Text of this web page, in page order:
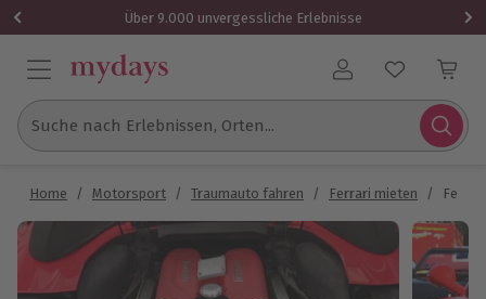
Über 9.000 unvergessliche Erlebnisse
Benutzerkonto
Suche nach Erlebnissen, Orten...
Home / Motorsport / Traumauto fahren / Ferrari mieten /